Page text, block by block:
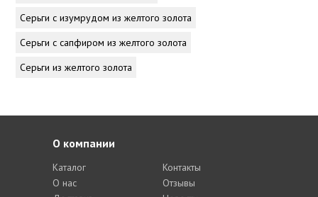
Серьги с изумрудом из желтого золота
Серьги с сапфиром из желтого золота
Серьги из желтого золота
О компании
Каталог
О нас
Контакты
Отзывы